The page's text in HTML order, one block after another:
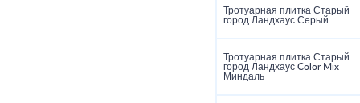
Тротуарная плитка Старый
город Ландхаус Серый
Тротуарная плитка Старый
город Ландхаус Color Mix
Миндаль